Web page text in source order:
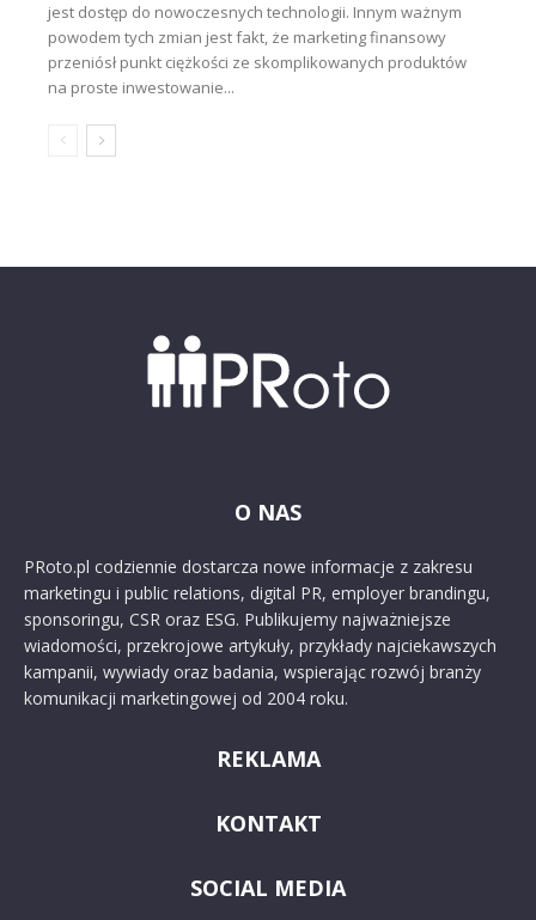
jest dostęp do nowoczesnych technologii. Innym ważnym
powodem tych zmian jest fakt, że marketing finansowy
przeniósł punkt ciężkości ze skomplikowanych produktów
na proste inwestowanie...
O NAS
PRoto.pl codziennie dostarcza nowe informacje z zakresu
marketingu i public relations, digital PR, employer brandingu,
sponsoringu, CSR oraz ESG. Publikujemy najważniejsze
wiadomości, przekrojowe artykuły, przykłady najciekawszych
kampanii, wywiady oraz badania, wspierając rozwój branży
komunikacji marketingowej od 2004 roku.
REKLAMA
KONTAKT
SOCIAL MEDIA